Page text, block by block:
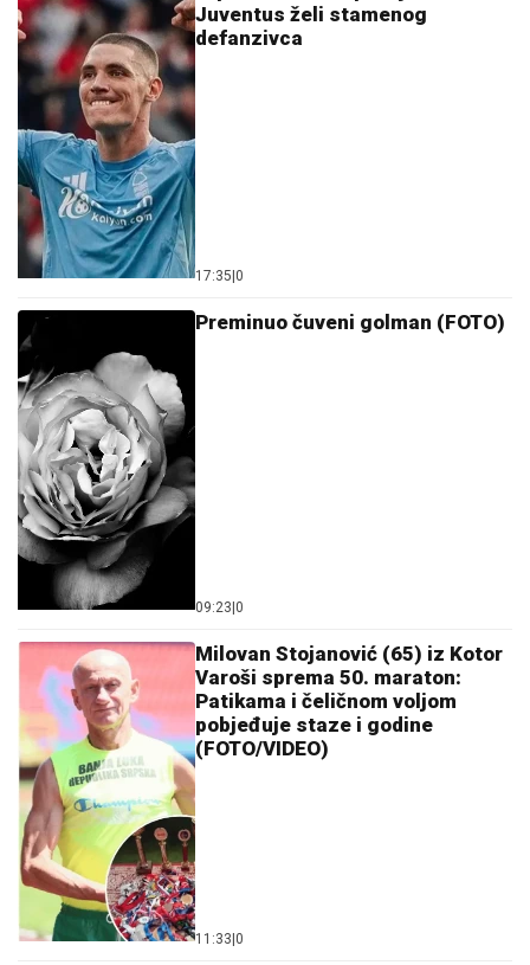
Juventus želi stamenog
defanzivca
17:35 0
Preminuo čuveni golman (FOTO)
09:23 0
Milovan Stojanović (65) iz Kotor
Varoši sprema 50. maraton:
Patikama i čeličnom voljom
pobjeđuje staze i godine
(FOTO/VIDEO)
11:33 0